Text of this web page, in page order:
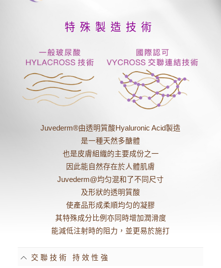
特殊製造技術
Juvederm®由透明質酸Hyaluronic Acid製造
是一種天然多醣體
也是皮膚組織的主要成份之一
因此能自然存在於人體肌膚
Juvederm@均匀混和了不同尺寸
及形狀的透明質酸
使產品形成柔順均匀的凝膠
其特殊成分比例亦同時增加潤滑度
能減低注射時的阻力，並更易於施打
交聯技術 持效性強